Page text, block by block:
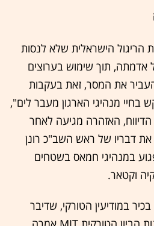
הריגול הישראלית שלא לנסות
תוך שימוש בערוצים
את המסר, זאת בעקבות
בחיי מנהיגי הארגון מעבר לים",
האזהרה מגיעה לאחר
דבריו של ראש השב"כ רונן
במנהיגי חמאס בשטחים
וקטאר.
במודיעין הטורקי, שדיבר